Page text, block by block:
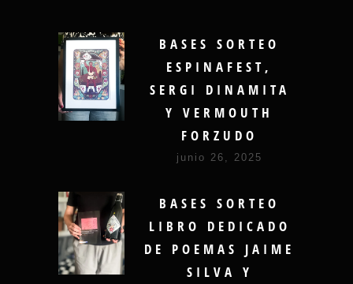
BASES SORTEO
ESPINAFEST,
SERGI DINAMITA
Y VERMOUTH
FORZUDO
junio 26, 2025
BASES SORTEO
LIBRO DEDICADO
DE POEMAS JAIME
SILVA Y